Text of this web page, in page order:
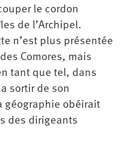
le cordon
de l’Archipel.
n’est plus présentée
Comores, mais
tant que tel, dans
sortir de son
géographie obéirait
des dirigeants